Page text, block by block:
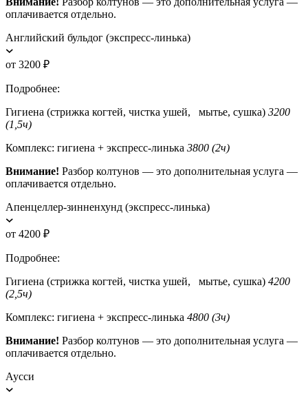
оплачивается отдельно.
Английский бульдог (экспресс-линька)
от 3200 ₽
Подробнее:
Гигиена (стрижка когтей, чистка ушей, мытье, сушка) 3200
(1,5ч)
Комплекс: гигиена + экспресс-линька 3800 (2ч)
Внимание! Разбор колтунов — это дополнительная услуга —
оплачивается отдельно.
Апенцеллер-зинненхунд (экспресс-линька)
от 4200 ₽
Подробнее:
Гигиена (стрижка когтей, чистка ушей, мытье, сушка) 4200
(2,5ч)
Комплекс: гигиена + экспресс-линька 4800 (3ч)
Внимание! Разбор колтунов — это дополнительная услуга —
оплачивается отдельно.
Аусси